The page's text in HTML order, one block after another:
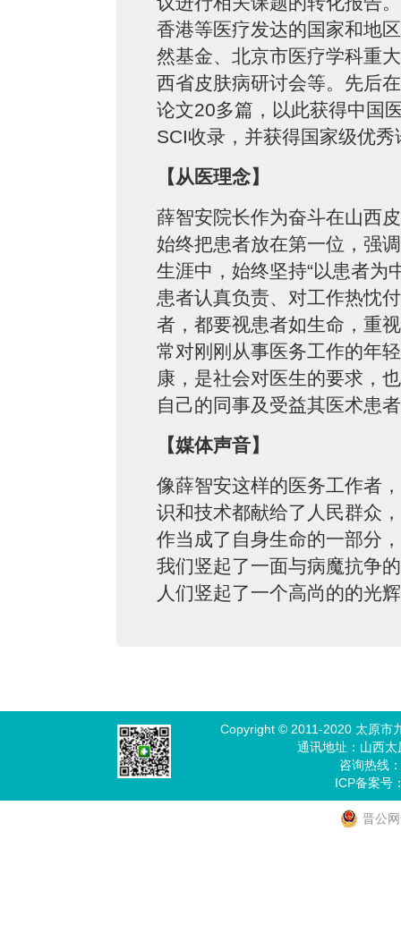
香港等医疗发达的国家和地
然基金、北京市医疗学科重
西省皮肤病研讨会等。先后
论文20多篇，以此获得中国
SCI收录，并获得国家级优秀
【从医理念】
薛智安院长作为奋斗在山西
始终把患者放在第一位，强
生涯中，始终坚持“以患者为
患者认真负责、对工作热忱
者，都要视患者如生命，重
常对刚刚从事医务工作的年
康，是社会对医生的要求，
自己的同事及受益其医术患
【媒体声音】
像薛智安这样的医务工作者
识和技术都献给了人民群众
作当成了自身生命的一部分
我们竖起了一面与病魔抗争
人们竖起了一个高尚的的光
Copyright © 2011-2020 太原市
通讯地址：山西
咨询热线
ICP备案号
晋公